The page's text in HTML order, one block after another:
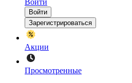
Войти
Войти
Зарегистрироваться
Акции
Просмотренные